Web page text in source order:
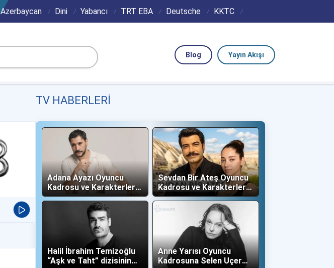
Azerbaycan Dini Yabancı TRT EBA Deutsche KKTC
Yayın Akışı
Blog
TV HABERLERI
Adana Ayazı Oyuncu
Kadrosu ve Karakterleri
(Now TV)
Sevdan Bir Ateş Oyuncu
Kadrosu ve Karakterleri
(Show TV)
Halil İbrahim Temizoğlu
“Aşk ve Taht” dizisinin
Anne Yarısı Oyuncu
Kadrosuna Selen Uçer